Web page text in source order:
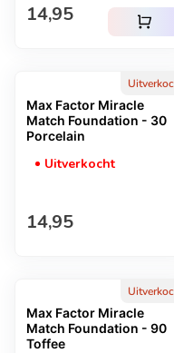
Normale prijs
14,95 shopping_cart
Max Factor Miracle
Match Foundation - 30
Porcelain
Uitverkocht
Normale prijs
14,95
Max Factor Miracle
Match Foundation - 90
Toffee